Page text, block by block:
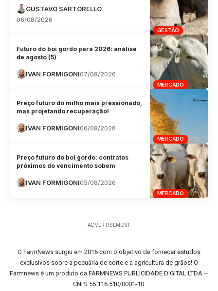
GESTÃO
GUSTAVO SARTORELLO
06/08/2026
MERCADO
Futuro do boi gordo para 2026: análise
de agosto (5)
IVAN FORMIGONI07/08/2026
MERCADO
Preço futuro do milho mais pressionado,
mas projetando recuperação!
IVAN FORMIGONI06/08/2026
MERCADO
Preço futuro do boi gordo: contratos
próximos do vencimento sobem
IVAN FORMIGONI05/08/2026
- ADVERTISEMENT -
O FarmNews surgiu em 2016 com o objetivo de fornecer estudos
exclusivos sobre a pecuária de corte e a agricultura de grãos! O
Farmnews é um produto da FARMNEWS PUBLICIDADE DIGITAL LTDA –
CNPJ 55.116.510/0001-10.